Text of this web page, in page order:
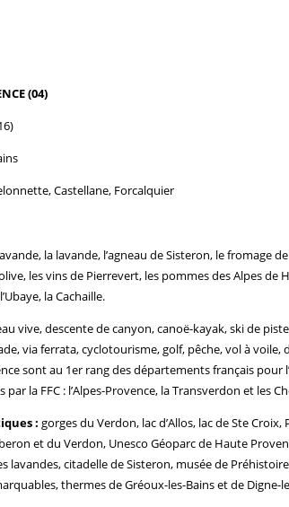
(04)
Castellane, Forcalquier
la lavande, l’agneau de Sisteron, le fromage
les vins de Pierrevert, les pommes des Alpes de
la Cachaille.
vive, descente de canyon, canoë-kayak, ski de
via ferrata, cyclotourisme, golf, pêche, vol à
sont au 1er rang des départements français pour
par la FFC : l’Alpes-Provence, la Transverdon et les
: gorges du Verdon, lac d’Allos, lac de Ste
et du Verdon, Unesco Géoparc de Haute
lavandes, citadelle de Sisteron, musée de
thermes de Gréoux-les-Bains et de Digne-